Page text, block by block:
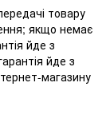
товару
якщо немає
йде з
йде з
магазину